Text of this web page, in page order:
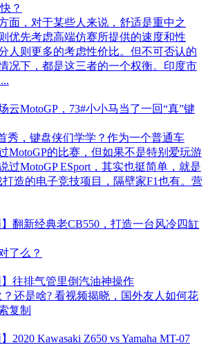
？
面，对于某些人来说，舒适是重中之
优先考虑高端仿赛所提供的速度和性
人则更多的考虑性价比。但不可否认的
况下，都是这三者的一个权衡。印度市
云MotoGP，73#小小马当了一回“真”键
秀，键盘侠们学学？作为一个普通车
MotoGP的比赛，但如果不是特别爱玩游
过MotoGP ESport，其实也挺简单，就是
打造的电子竞技项目，隔壁家F1也有。营
】翻新经典老CB550，打造一台风冷四缸
了么？
】往排气管里倒汽油神操作
？还是啥? 看视频揭晓，国外友人如何花
复制
】2020 Kawasaki Z650 vs Yamaha MT-07